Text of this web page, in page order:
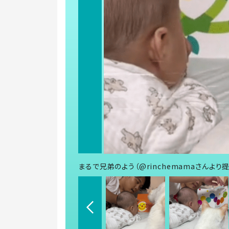
まるで兄弟のよう（@rinchemamaさんより提